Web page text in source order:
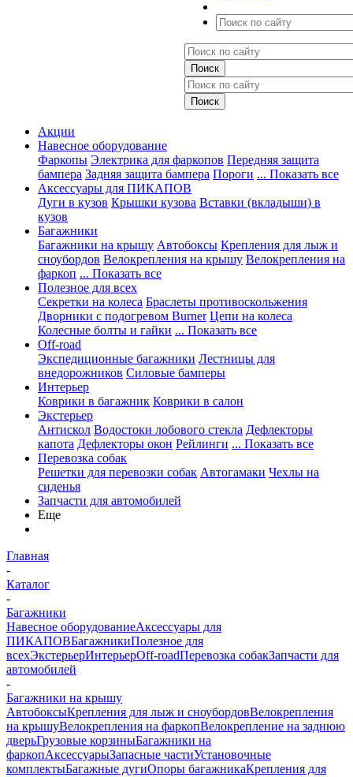
Акции
Навесное оборудование
Фаркопы Электрика для фаркопов Передняя защита
бампера Задняя защита бампера Пороги ... Показать все
Аксессуары для ПИКАПОВ
Дуги в кузов Крышки кузова Вставки (вкладыши) в
кузов
Багажники
Багажники на крышу Автобоксы Крепления для лыж и
сноубордов Велокрепления на крышу Велокрепления на
фаркоп ... Показать все
Полезное для всех
Секретки на колеса Браслеты противоскольжения
Дворники с подогревом Burner Цепи на колеса
Колесные болты и гайки ... Показать все
Off-road
Экспедиционные багажники Лестницы для
внедорожников Силовые бамперы
Интерьер
Коврики в багажник Коврики в салон
Экстерьер
Антискол Водостоки лобового стекла Дефлекторы
капота Дефлекторы окон Рейлинги ... Показать все
Перевозка собак
Решетки для перевозки собак Автогамаки Чехлы на
сиденья
Запчасти для автомобилей
Еще
Главная
-
Каталог
-
Багажники
Навесное оборудованиеАксессуары для
ПИКАПОВБагажникиПолезное для
всехЭкстерьерИнтерьерOff-roadПеревозка собакЗапчасти для
автомобилей
-
Багажники на крышу
АвтобоксыКрепления для лыж и сноубордовВелокрепления
на крышуВелокрепления на фаркопВелокрепление на заднюю
дверьГрузовые корзиныБагажники на
фаркопАксессуарыЗапасные частиУстановочные
комплектыБагажные дугиОпоры багажникаКрепления для